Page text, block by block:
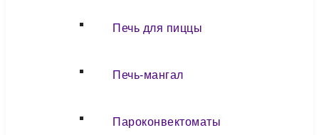
Печь для пиццы
Печь-мангал
Пароконвектоматы